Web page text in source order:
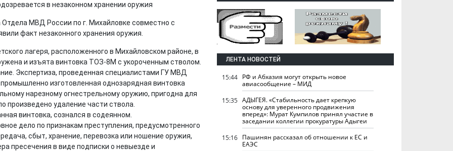
Отдела МВД России по г. Михайловке совместно с
факт незаконного хранения оружия.
лагеря, расположенного в Михайловском районе, в
и изъята винтовка ТОЗ-8М с укороченным стволом.
Экспертиза, проведенная специалистами ГУ МВД
изготовленная однозарядная винтовка
нарезному огнестрельному оружию, пригодна для
произведено удаление части ствола.
винтовка, сознался в содеянном.
дело по признакам преступления, предусмотренного
сбыт, хранение, перевозка или ношение оружия,
пресечения в виде подписки о невыезде и
ЛЕНТА НОВОСТЕЙ
15:44 РФ и Абхазия могут открыть новое
авиасообщение – МИД
15:35 АДЫГЕЯ. «Стабильность дает крепкую
основу для уверенного продвижения
вперед»: Мурат Кумпилов принял участие в
заседании коллегии прокуратуры Адыгеи
15:16 Пашинян рассказал об отношении к ЕС и
ЕАЭС